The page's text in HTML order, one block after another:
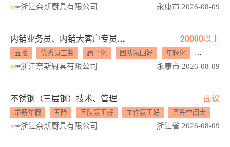
浙江奈斯厨具有限公司 永康市 2026-08-09
内销业务员、内销大客户专员、品牌代工业务主管、销售项目主管 20000以上
五险 优秀员工奖 扁平化 团队氛围好 年轻化 工作氛围
浙江奈斯厨具有限公司 永康市 2026-08-09
不锈钢（三层钢）技术、管理 面议
带薪年假 五险 团队氛围好 工作氛围好 晋升空间大
浙江奈斯厨具有限公司 浙江省 2026-08-09